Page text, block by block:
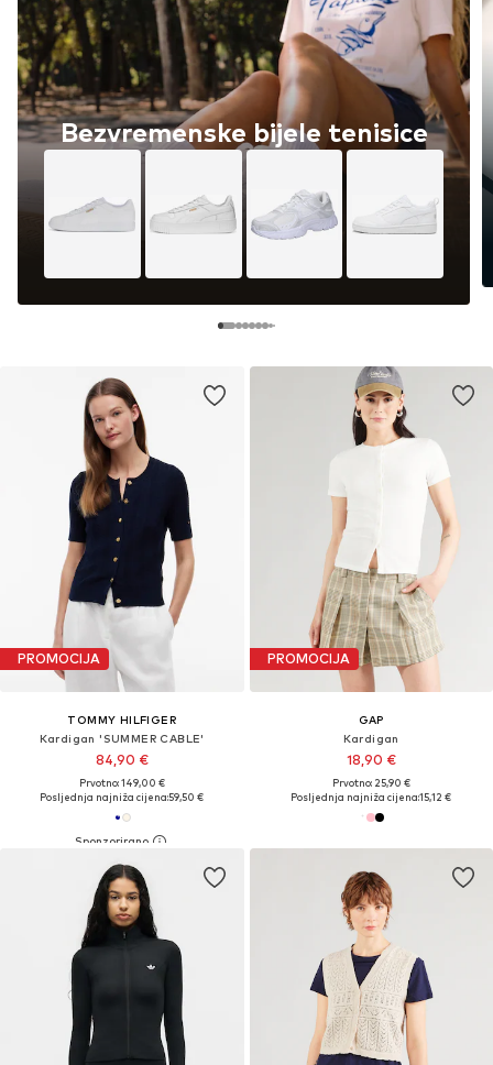
Bezvremenske bijele tenisice
PROMOCIJA
TOMMY HILFIGER
Kardigan 'SUMMER CABLE'
84,90 €
Prvotno: 149,00 €
Posljednja najniža cijena:59,50 €
PROMOCIJA
GAP
Kardigan
18,90 €
Prvotno: 25,90 €
Posljednja najniža cijena:15,12 €